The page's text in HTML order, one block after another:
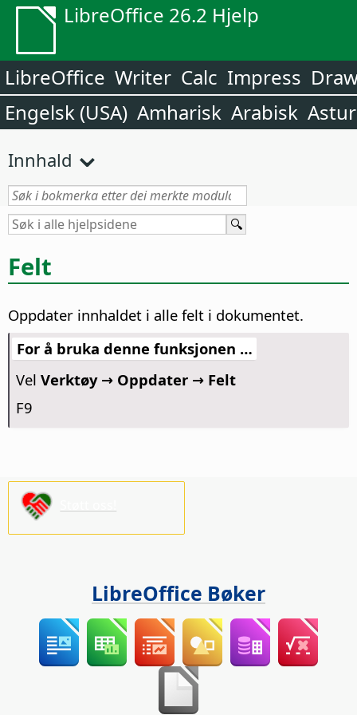
LibreOffice 26.2 Hjelp
LibreOffice Writer Calc Impress
Engelsk (USA) Amharisk Arabisk
Innhald
Felt
Oppdater innhaldet i alle felt i dokumentet.
For å bruka denne funksjonen …
Vel Verktøy → Oppdater → Felt
F9
LibreOffice Bøker